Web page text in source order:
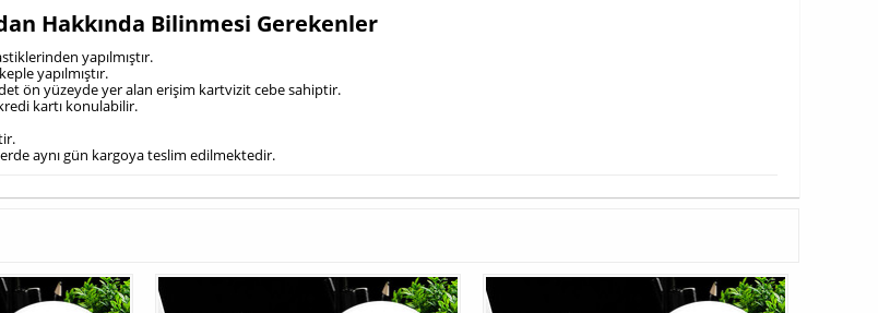
Hakkında Bilinmesi Gerekenler
yapılmıştır.
yapılmıştır.
ön yüzeyde yer alan erişim kartvizit cebe sahiptir.
kartı konulabilir.
aynı gün kargoya teslim edilmektedir.